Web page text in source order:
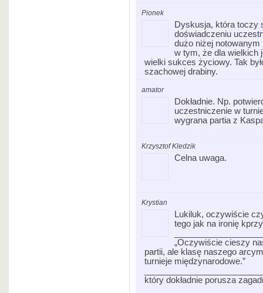
Pionek
Dyskusja, która toczy
doświadczeniu
dużo niżej
w tym, że dla wielkich
wielki sukces życiowy. Tak
szachowej drabiny.
amator
Dokładnie. Np.
uczestniczenie w
wygrana partia z
Krzysztof Kledzik
Celna uwaga.
Krystian
Lukiluk, oczywiście
tego jak na ironię
„Oczywiście cieszy
partii, ale klasę naszego
turnieje międzynarodowe.”
który dokładnie porusza